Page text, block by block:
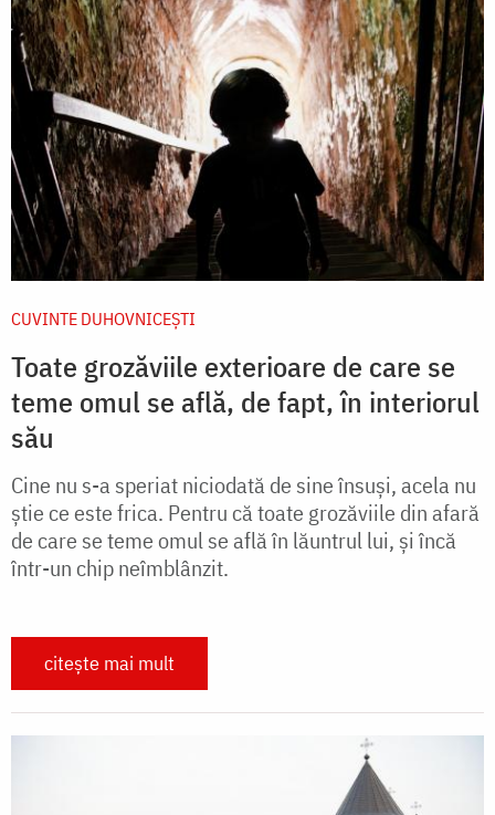
CUVINTE DUHOVNICEȘTI
Toate grozăviile exterioare de care se
teme omul se află, de fapt, în interiorul
său
Cine nu s-a speriat niciodată de sine însuși, acela nu
știe ce este frica. Pentru că toate grozăviile din afară
de care se teme omul se află în lăuntrul lui, și încă
într-un chip neîmblânzit.
citește mai mult